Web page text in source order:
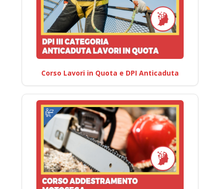
Corso Lavori in Quota e DPI Anticaduta